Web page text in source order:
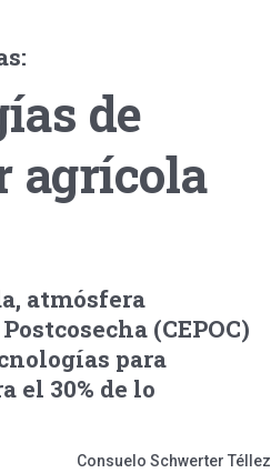
de
agrícola
atmósfera
(CEPOC)
para
el 30% de lo
Consuelo Schwerter Téllez